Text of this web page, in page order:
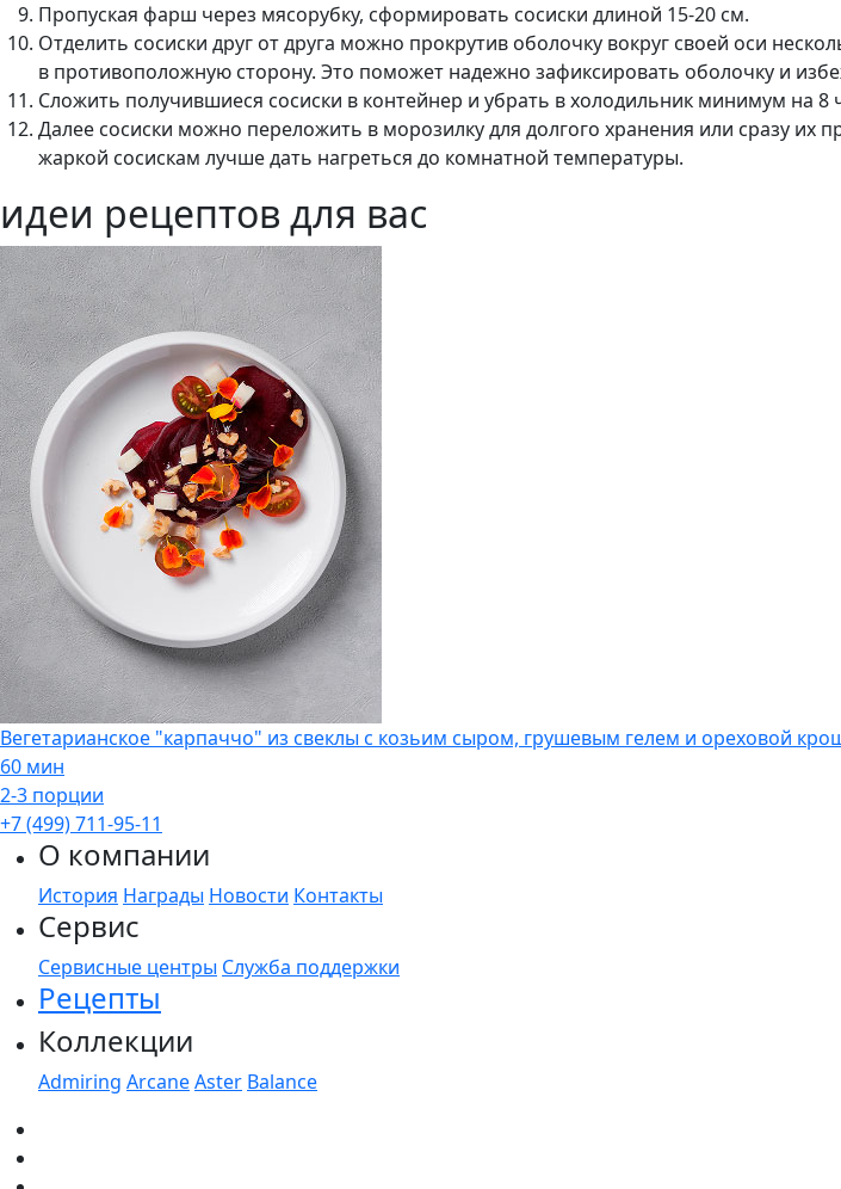
Пропуская фарш через мясорубку, сформировать сосиски длиной 15-20 см.
Отделить сосиски друг от друга можно прокрутив оболочку вокруг своей оси
в противоположную сторону. Это поможет надежно зафиксировать оболочку и
Сложить получившиеся сосиски в контейнер и убрать в холодильник минимум
Далее сосиски можно переложить в морозилку для долгого хранения или сразу их
жаркой сосискам лучше дать нагреться до комнатной температуры.
идеи рецептов для вас
Вегетарианское "карпаччо" из свеклы с козьим сыром, грушевым гелем и ореховой
60 мин
2-3 порции
+7 (499) 711-95-11
О компании
История Награды Новости Контакты
Сервис
Сервисные центры Служба поддержки
Рецепты
Коллекции
Admiring ArcaneAster Balance